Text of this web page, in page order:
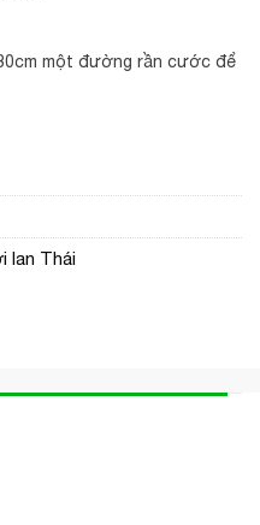
một đường rần cước để
lan Thái